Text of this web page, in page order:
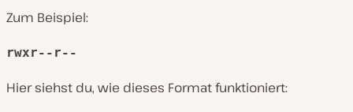
Zum Beispiel:
rwxr--r--
Hier siehst du, wie dieses Format funktioniert: